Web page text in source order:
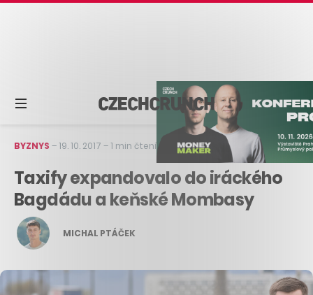
BYZNYS –19. 10. 2017 –1 min čtení
Taxify expandovalo do iráckého
Bagdádu a keňské Mombasy
MICHAL PTÁČEK